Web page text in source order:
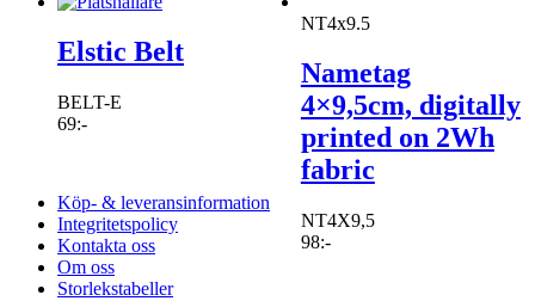
Elstic Belt
BELT-E
69:-
NT4x9.5
Nametag
4×9,5cm, digitally
printed on 2Wh
fabric
NT4X9,5
98:-
Köp- & leveransinformation
Integritetspolicy
Kontakta oss
Om oss
Storlekstabeller